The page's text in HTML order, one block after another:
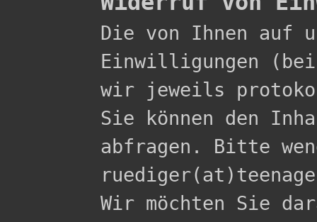
Die von Ihnen auf
Einwilligungen
wir jeweils
Sie können den
abfragen. Bitte
Wir möchten Sie